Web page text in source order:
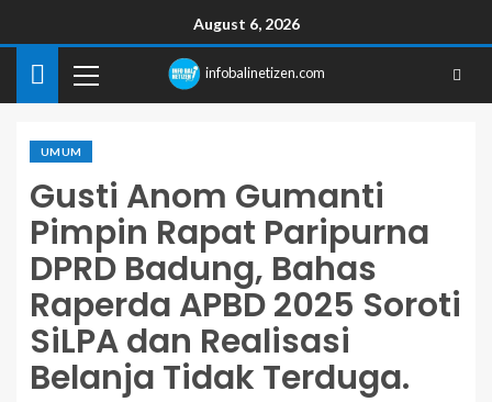
August 6, 2026
infobalinetizen.com
UMUM
Gusti Anom Gumanti
Pimpin Rapat Paripurna
DPRD Badung, Bahas
Raperda APBD 2025 Soroti
SiLPA dan Realisasi
Belanja Tidak Terduga.